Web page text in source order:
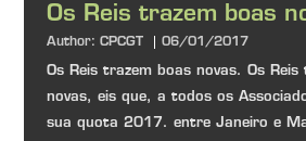
Os Reis trazem boas
Author: CPCGT 06/01/2017
Os Reis trazem boas novas. Os Reis
novas, eis que, a todos os
sua quota 2017. entre Janeiro e